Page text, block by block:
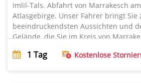
Imlil-Tals. Abfahrt von Marrakesch
Atlasgebirge. Unser Fahrer bringt Sie
beeindruckendsten Aussichten und
Gelände, die Sie im Kreis von
1 Tag Kostenlose